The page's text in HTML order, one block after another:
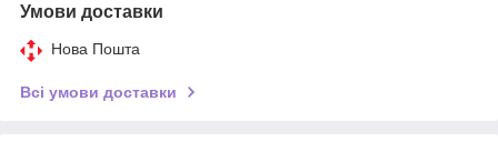
Умови доставки
Нова Пошта
Всі умови доставки